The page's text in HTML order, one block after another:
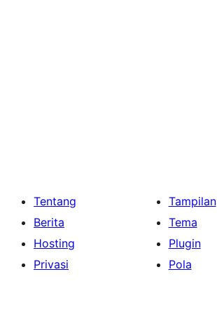
Tentang
Berita
Hosting
Privasi
Tampilan
Tema
Plugin
Pola